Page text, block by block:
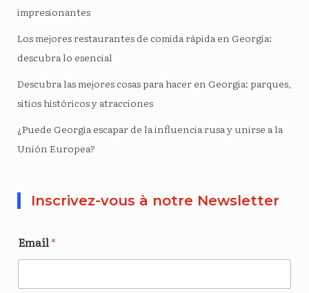
impresionantes
Los mejores restaurantes de comida rápida en Georgia:
descubra lo esencial
Descubra las mejores cosas para hacer en Georgia: parques,
sitios históricos y atracciones
¿Puede Georgia escapar de la influencia rusa y unirse a la
Unión Europea?
Inscrivez-vous à notre Newsletter
Email*